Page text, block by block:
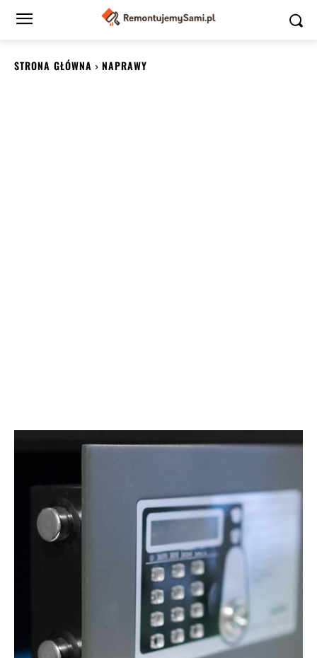
STRONA GŁÓWNA NAPRAWY